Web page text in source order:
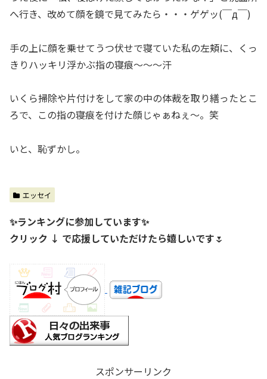
へ行き、改めて顔を鏡で見てみたら・・・ゲゲッ(￣д￣)
手の上に顔を乗せてうつ伏せで寝ていた私の左頬に、くっ
きりハッキリ浮かぶ指の寝痕〜〜〜汗
いくら掃除や片付けをして家の中の体裁を取り繕ったとこ
ろで、この指の寝痕を付けた顔じゃぁねぇ〜。笑
いと、恥ずかし。
エッセイ
✨ランキングに参加しています✨
クリック ↓ で応援していただけたら嬉しいです🌷
スポンサーリンク